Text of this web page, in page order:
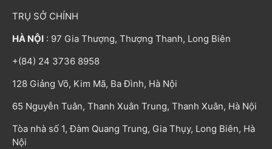
TRỤ SỞ CHÍNH
HÀ NỘI : 97 Gia Thượng, Thượng Thanh, Long Biên
+(84) 24 3736 8958
128 Giảng Võ, Kim Mã, Ba Đình, Hà Nội
65 Nguyễn Tuân, Thanh Xuân Trung, Thanh Xuân, Hà Nội
Tòa nhà số 1, Đàm Quang Trung, Gia Thụy, Long Biên, Hà
Nội